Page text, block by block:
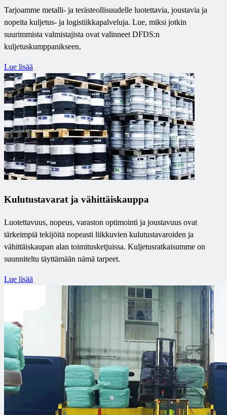
Tarjoamme metalli- ja terästeollisuudelle luotettavia, joustavia ja
nopeita kuljetus- ja logistiikkapalveluja. Lue, miksi jotkin
suurimmista valmistajista ovat valinneet DFDS:n
kuljetuskumppanikseen.
Lue lisää
Kulutustavarat ja vähittäiskauppa
Luotettavuus, nopeus, varaston optimointi ja joustavuus ovat
tärkeimpiä tekijöitä nopeasti liikkuvien kulutustavaroiden ja
vähittäiskaupan alan toimitusketjuissa. Kuljetusratkaisumme on
suunniteltu täyttämään nämä tarpeet.
Lue lisää